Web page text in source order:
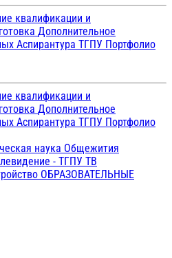
квалификации и
Дополнительное
Аспирантура ТГПУ Портфолио
квалификации и
Дополнительное
Аспирантура ТГПУ Портфолио
наука Общежития
- ТГПУ ТВ
ОБРАЗОВАТЕЛЬНЫЕ